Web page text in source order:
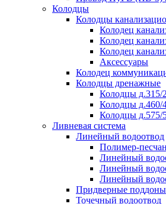
Колодцы
Колодцы
Колодец
Колодец
Колодец
Аксессуары
Колодец
Колодцы дренажные
Колодцы д.315/
Колодцы д.460/
Колодцы д.575/
Ливневая система
Линейный водоотвод
Полимер-
Линейный
Линейный
Линейный
Придверные поддоны
Точечный водоотвод